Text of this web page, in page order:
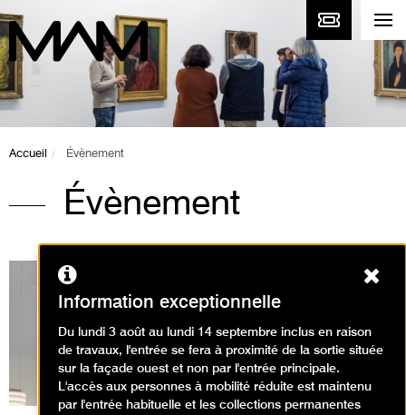
Accueil Évènement
Évènement
Expositions en cours
Information exceptionnelle
Du lundi 3 août au lundi 14 septembre inclus en raison
de travaux, l'entrée se fera à proximité de la sortie située
sur la façade ouest et non par l'entrée principale.
L'accès aux personnes à mobilité réduite est maintenu
par l'entrée habituelle et les collections permanentes